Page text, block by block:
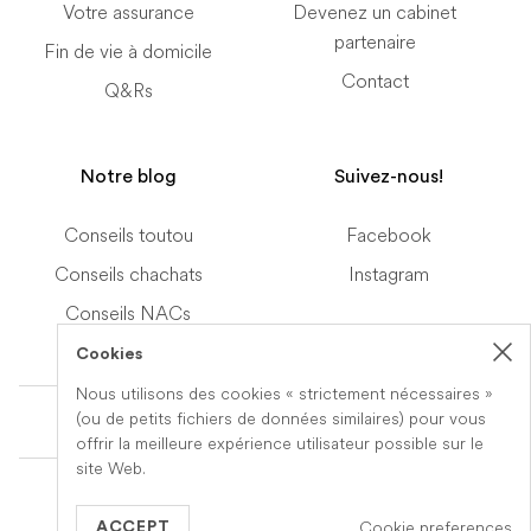
Cookies
Nous utilisons des cookies « strictement nécessaires »
(ou de petits fichiers de données similaires) pour vous
offrir la meilleure expérience utilisateur possible sur le
site Web.
ACCEPT
Votre assurance
Fin de vie à domicile
Q&Rs
Devenez un cabinet
partenaire
Contact
Notre blog
Conseils toutou
Conseils chachats
Conseils NACs
Suivez-nous!
Facebook
Instagram
Terms of Service